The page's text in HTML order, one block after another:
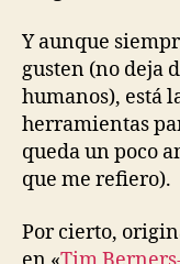
Y aunque
gusten (no deja
humanos), está
herramientas
queda un poco
que me refiero).
Por cierto,